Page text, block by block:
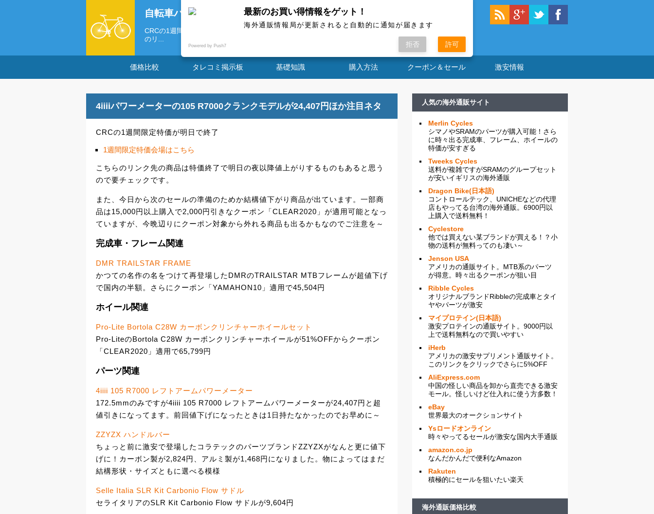
自転車パーツの海外通販情報局
CRCの1週間限定特価が明日で終了 1週間限定特価会場はこちら こちら
のリ...
価格比較 タレコミ掲示板 基礎知識 購入方法 クーポン＆セール 激安情報
4iiiiパワーメーターの105 R7000クランクモデルが24,407円ほか注目ネタ
CRCの1週間限定特価が明日で終了
1週間限定特価会場はこちら
こちらのリンク先の商品は特価終了で明日の夜以降値上がりするものもあると思う
ので要チェックです。
また、今日から次のセールの準備のためか結構値下がり商品が出ています。一部商
品は15,000円以上購入で2,000円引きなクーポン「CLEAR2020」が適用可能となっ
ていますが、今晩辺りにクーポン対象から外れる商品も出るかもなのでご注意を～
完成車・フレーム関連
DMR TRAILSTAR FRAME
かつての名作の名をつけて再登場したDMRのTRAILSTAR MTBフレームが超値下げ
で国内の半額。さらにクーポン「YAMAHON10」適用で45,504円
ホイール関連
Pro-Lite Bortola C28W カーボンクリンチャーホイールセット
Pro-LiteのBortola C28W カーボンクリンチャーホイールが51%OFFからクーポン
「CLEAR2020」適用で65,799円
パーツ関連
4iiii 105 R7000 レフトアームパワーメーター
172.5mmのみですが4iiii 105 R7000 レフトアームパワーメーターが24,407円と超
値引きになってます。前回値下げになったときは1日持たなかったのでお早めに～
ZZYZX ハンドルバー
ちょっと前に激安で登場したコラテックのパーツブランドZZYZXがなんと更に値下
げに！カーボン製が2,824円、アルミ製が1,468円になりました。物によってはまだ
結構形状・サイズともに選べる模様
Selle Italia SLR Kit Carbonio Flow サドル
セライタリアのSLR Kit Carbonio Flow サドルが9,604円
人気の海外通販サイト
Merlin Cycles
シマノやSRAMのパーツが購入可能！さら
に時々出る完成車、フレーム、ホイールの
特価が安すぎる
Tweeks Cycles
送料が複雑ですがSRAMのグループセット
が安いイギリスの海外通販
Dragon Bike(日本語)
コントロールテック、UNICHEなどの代理
店もやってる台湾の海外通販。6900円以
上購入で送料無料！
Cyclestore
他では買えない某ブランドが買える！？小
物の送料が無料ってのも凄い～
Jenson USA
アメリカの通販サイト。MTB系のパーツ
が得意。時々出るクーポンが狙い目
Ribble Cycles
オリジナルブランドRibbleの完成車とタイ
ヤやパーツが激安
マイプロテイン(日本語)
激安プロテインの通販サイト。9000円以
上で送料無料なので買いやすい
iHerb
アメリカの激安サプリメント通販サイト。
このリンクをクリックでさらに5%OFF
AliExpress.com
中国の怪しい商品を卸から直売できる激安
モール。怪しいけど仕入れに使う方多数！
eBay
世界最大のオークションサイト
Ysロードオンライン
時々やってるセールが激安な国内大手通販
amazon.co.jp
なんだかんだで便利なAmazon
Rakuten
積極的にセールを狙いたい楽天
海外通販価格比較
最新のお買い得情報をゲット！
海外通販情報局が更新されると自動的に通知が届きます
Powered by Push7 拒否 許可